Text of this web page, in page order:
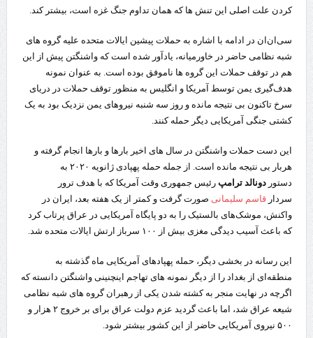
کردن علت اصلی این تنش ها که همان تداوم جنگ غزه است، بیشتر کند.
سی‌ان‌ان در ادامه با اشاره به حملات پیشین ایالات متحده علیه گروه های
شبه نظامی حاضر در خاورمیانه، یادآور شده است که واشنگتن پیش از این
هم در توقف حملات این گروه ها ناموفق بوده است. به عنوان نمونه
هدف‌گیری یمن توسط آمریکا و انگلیس به منظور توقف حملات در دریای
سرخ تاکنون بی نتیجه مانده و روز سه شنبه نیروهای یمن نزدیک بود به یک
کشتی جنگی آمریکایی دیگر حمله کنند.
این دست حملات واشنگتن در سال های اخیر بارها و بارها انجام گرفته و
هربار بی نتیجه مانده است. از جمله حمله پهپادی ژانویه ۲۰۲۰ به
دستور دونالد ترامپ رئیس جمهوری وقت آمریکا که با هدف ترور
سردار قاسم سلیمانی صورت گرفت و کمتر از یک هفته بعد، ایران در
واکنش، موشک‌های بالستیک را به دو پایگاه آمریکایی در عراق پرتاب کرد
که باعث آسیب دیدگی مغزی بیش از ۱۰۰ سرباز ارتش ایالات متحده شد.
این رسانه در بخشی دیگر، حمله پهپادهای آمریکایی ماه گذشته به
منطقه‌ای از بغداد را از دیگر نمونه های تهاجم اینچنینی واشنگتن دانسته که
اگرچه در نهایت منجر به کشته شدن یکی از رهبران گروه های شبه نظامی
شیعه عراق شد، اما باعث گردید عزم دولت عراق برای بر خروج ۲ هزار و
۵۰۰ نیروی آمریکایی حاضر از این کشور بیشتر شود.